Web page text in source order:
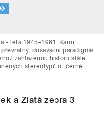
- léta 1945–1961. Karin
dosavadní paradigma
zahlazenou historii stále
stereotypů o „černé
a Zlatá zebra 3